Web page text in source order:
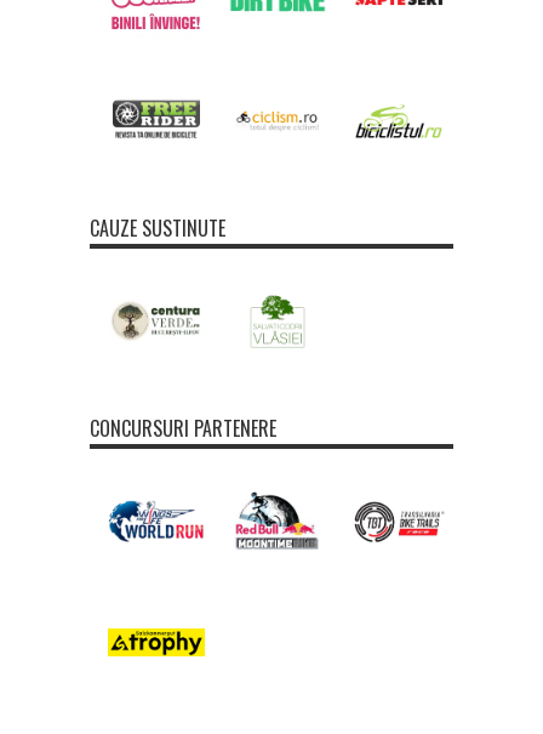
CAUZE SUSTINUTE
CONCURSURI PARTENERE